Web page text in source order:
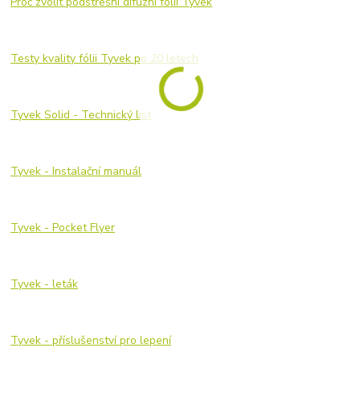
Testy kvality fólii Tyvek po 20 letech
Tyvek Solid - Technický list
Tyvek - Instalační manuál
Tyvek - Pocket Flyer
Tyvek - leták
Tyvek - příslušenství pro lepení